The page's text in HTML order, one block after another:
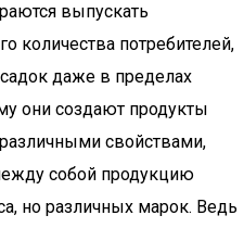
выпускать
количества потребителей,
даже в пределах
они создают продукты
свойствами,
собой продукцию
но различных марок. Ведь